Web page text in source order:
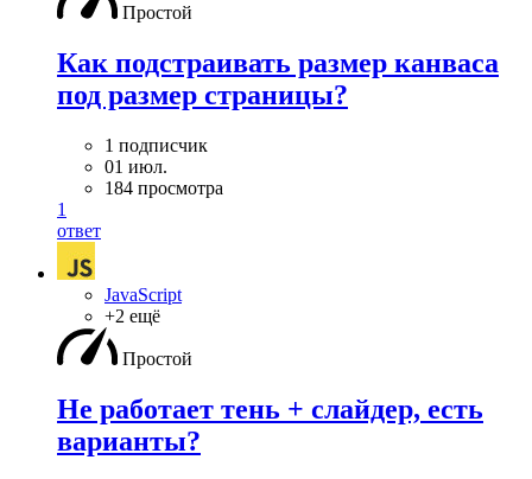
Простой
Как подстраивать размер канваса
под размер страницы?
1 подписчик
01 июл.
184 просмотра
1
ответ
JavaScript
+2 ещё
Простой
Не работает тень + слайдер, есть
варианты?